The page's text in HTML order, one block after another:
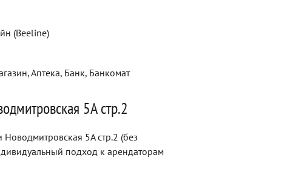
(Beeline)
Аптека, Банк, Банкомат
5А стр.2
5А стр.2 (без
подход к арендаторам